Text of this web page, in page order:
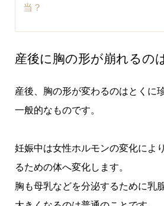
当？
産後に胸の形が崩れるの
産後、胸の形が変わるのはとくに
一般的なものです。
妊娠中は女性ホルモンの変化によ
るための体へ変化します。
胸も母乳などを分泌するために乳